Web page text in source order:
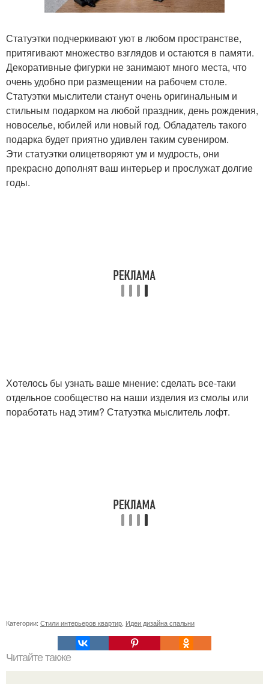
Статуэтки подчеркивают уют в любом пространстве,
притягивают множество взглядов и остаются в памяти.
Декоративные фигурки не занимают много места, что
очень удобно при размещении на рабочем столе.
Статуэтки мыслители станут очень оригинальным и
стильным подарком на любой праздник, день рождения,
новоселье, юбилей или новый год. Обладатель такого
подарка будет приятно удивлен таким сувениром.
Эти статуэтки олицетворяют ум и мудрость, они
прекрасно дополнят ваш интерьер и прослужат долгие
годы.
Хотелось бы узнать ваше мнение: сделать все-таки
отдельное сообщество на наши изделия из смолы или
поработать над этим? Статуэтка мыслитель лофт.
Категории: Стили интерьеров квартир Идеи дизайна спальни
Читайте также